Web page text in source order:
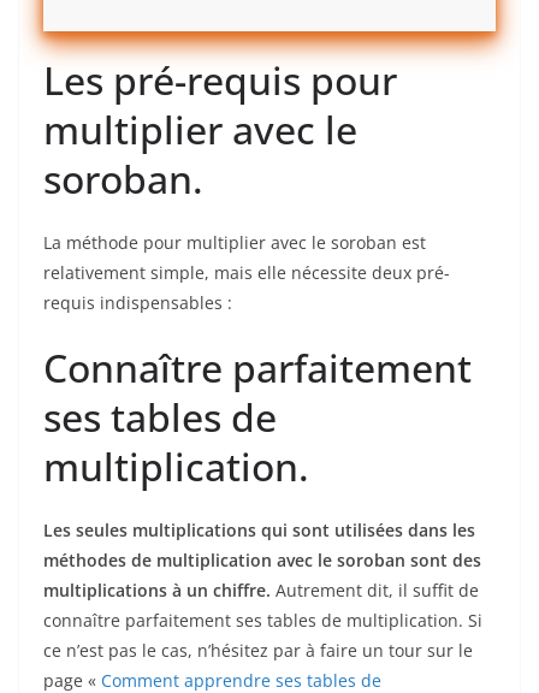
Les pré-requis pour
multiplier avec le
soroban.
La méthode pour multiplier avec le soroban est
relativement simple, mais elle nécessite deux pré-
requis indispensables :
Connaître parfaitement
ses tables de
multiplication.
Les seules multiplications qui sont utilisées dans les
méthodes de multiplication avec le soroban sont des
multiplications à un chiffre. Autrement dit, il suffit de
connaître parfaitement ses tables de multiplication. Si
ce n’est pas le cas, n’hésitez par à faire un tour sur le
page « Comment apprendre ses tables de